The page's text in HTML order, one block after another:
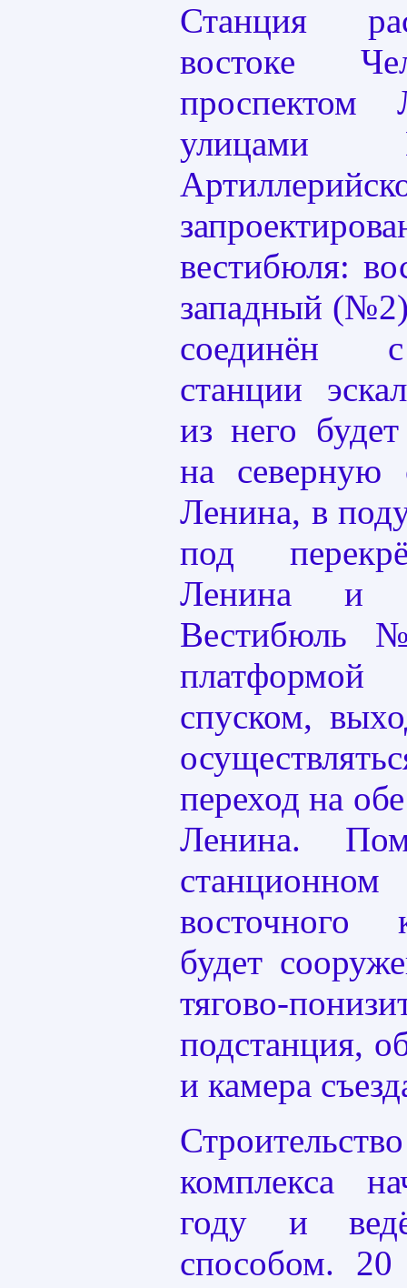
Станция
востоке
проспектом
улицами
вестибюля:
западный
соединён
станции
из него
на северную
Ленина, в
под
Ленина и
Вестибюль
спуском,
переход на
Ленина.
восточного
будет
тягово-
подстанция,
и камера
комплекса
году и
способом.